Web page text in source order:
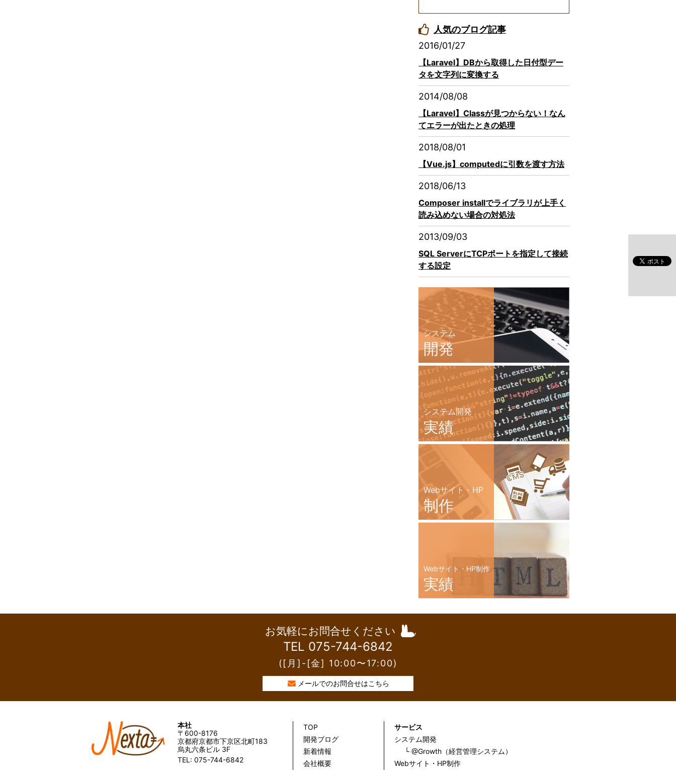
人気のブログ記事
2016/01/27
【Laravel】DBから取得した日付型デー
タを文字列に変換する
2014/08/08
【Laravel】Classが見つからない！なん
てエラーが出たときの処理
2018/08/01
【Vue.js】computedに引数を渡す方法
2018/06/13
Composer installでライブラリが上手く
読み込めない場合の対処法
2013/09/03
SQL ServerにTCPポートを指定して接続
する設定
システム
開発
システム開発
実績
Webサイト・HP
制作
Webサイト・HP制作
実績
お気軽にお問合せください
TEL 075-744-6842
([月]-[金] 10:00〜17:00)
メールでのお問合せはこちら
本社
〒600-8176
京都府京都市下京区北町183
烏丸六条ビル 3F
TEL: 075-744-6842
TOP
開発ブログ
新着情報
会社概要
サービス
システム開発
└ @Growth（経営管理システム）
Webサイト・HP制作